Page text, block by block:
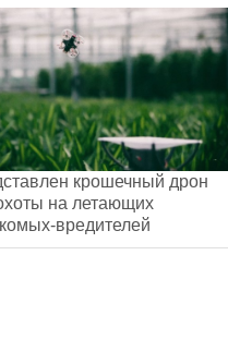
крошечный дрон
на летающих
вредителей